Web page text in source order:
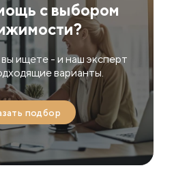
с выбором
ищете - и наш эксперт
варианты.
подбор